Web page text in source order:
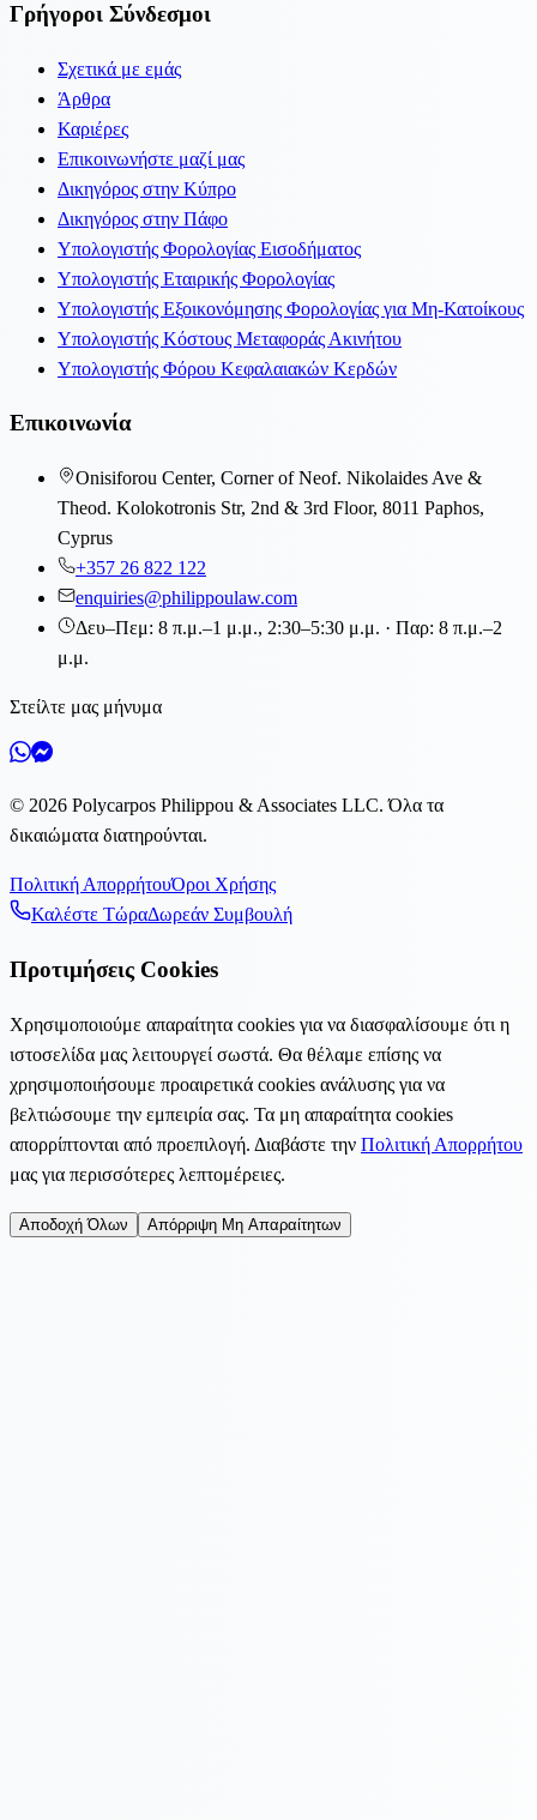
Γρήγοροι Σύνδεσμοι
Σχετικά με εμάς
Άρθρα
Καριέρες
Επικοινωνήστε μαζί μας
Δικηγόρος στην Κύπρο
Δικηγόρος στην Πάφο
Υπολογιστής Φορολογίας Εισοδήματος
Υπολογιστής Εταιρικής Φορολογίας
Υπολογιστής Εξοικονόμησης Φορολογίας για Μη-Κατοίκους
Υπολογιστής Κόστους Μεταφοράς Ακινήτου
Υπολογιστής Φόρου Κεφαλαιακών Κερδών
Επικοινωνία
Onisiforou Center, Corner of Neof. Nikolaides Ave &
Theod. Kolokotronis Str, 2nd & 3rd Floor, 8011 Paphos,
Cyprus
+357 26 822 122
enquiries@philippoulaw.com
Δευ–Πεμ: 8 π.μ.–1 μ.μ., 2:30–5:30 μ.μ. · Παρ: 8 π.μ.–2
μ.μ.
Στείλτε μας μήνυμα
© 2026 Polycarpos Philippou & Associates LLC.Όλα τα
δικαιώματα διατηρούνται.
Πολιτική ΑπορρήτουΌροι Χρήσης
Καλέστε ΤώραΔωρεάν Συμβουλή
Προτιμήσεις Cookies
Χρησιμοποιούμε απαραίτητα cookies για να διασφαλίσουμε ότι η
ιστοσελίδα μας λειτουργεί σωστά. Θα θέλαμε επίσης να
χρησιμοποιήσουμε προαιρετικά cookies ανάλυσης για να
βελτιώσουμε την εμπειρία σας. Τα μη απαραίτητα cookies
απορρίπτονται από προεπιλογή. Διαβάστε την Πολιτική Απορρήτου
μας για περισσότερες λεπτομέρειες.
Αποδοχή Όλων Απόρριψη Μη Απαραίτητων